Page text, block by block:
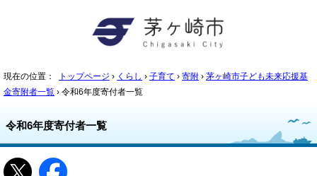
現在の位置： トップページ › くらし › 子育て › 寄附 › 茅ヶ崎市子ども未来応援基
金寄附者一覧 › 令和6年度寄付者一覧
令和6年度寄付者一覧